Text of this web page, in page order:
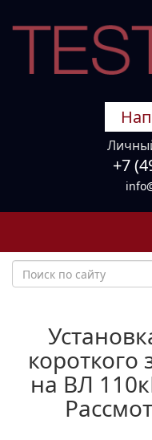
+7
на ВЛ